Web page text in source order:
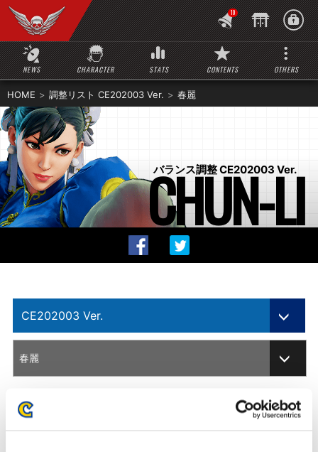
NEWS CHARACTER STATS CONTENTS OTHERS
10
HOME 調整リスト CE202003 Ver. 春麗
バランス調整 CE202003 Ver.
CHUN-LI
CE202003 Ver.
201705 Ver.
ARCADE EDITION
春麗
変更箇所 調整内容